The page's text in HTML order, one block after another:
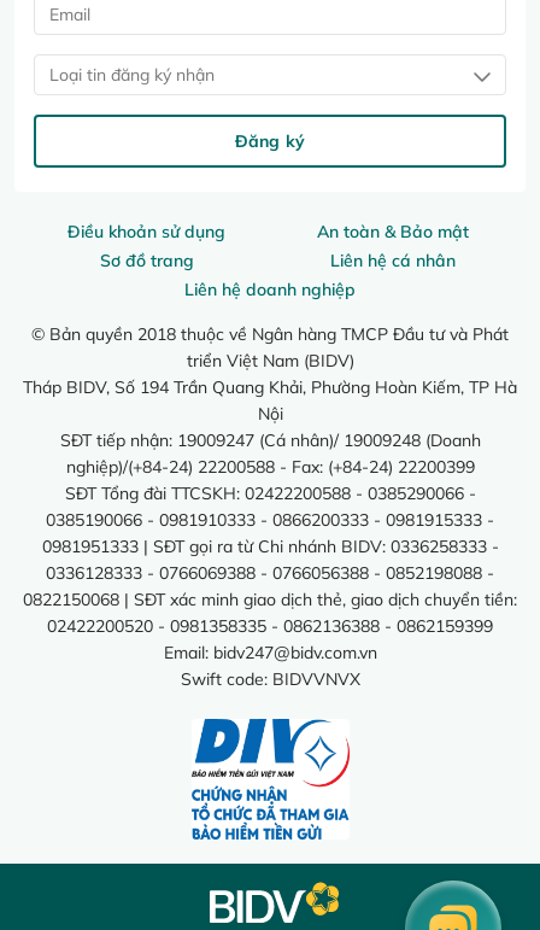
Điều khoản sử dụng
An toàn & Bảo mật
Sơ đồ trang
Liên hệ cá nhân
Liên hệ doanh nghiệp
© Bản quyền 2018 thuộc về Ngân hàng TMCP Đầu tư và Phát
triển Việt Nam (BIDV)
Tháp BIDV, Số 194 Trần Quang Khải, Phường Hoàn Kiếm, TP Hà
Nội
SĐT tiếp nhận: 19009247 (Cá nhân)/ 19009248 (Doanh
nghiệp)/(+84-24) 22200588 - Fax: (+84-24) 22200399
SĐT Tổng đài TTCSKH: 02422200588 - 0385290066 -
0385190066 - 0981910333 - 0866200333 - 0981915333 -
0981951333 | SĐT gọi ra từ Chi nhánh BIDV: 0336258333 -
0336128333 - 0766069388 - 0766056388 - 0852198088 -
0822150068 | SĐT xác minh giao dịch thẻ, giao dịch chuyển tiền:
02422200520 - 0981358335 - 0862136388 - 0862159399
Email: bidv247@bidv.com.vn
Swift code: BIDVVNVX
Loại tin đăng ký nhận
Đăng ký